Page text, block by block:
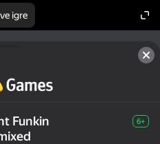
igre
Funkin
6+